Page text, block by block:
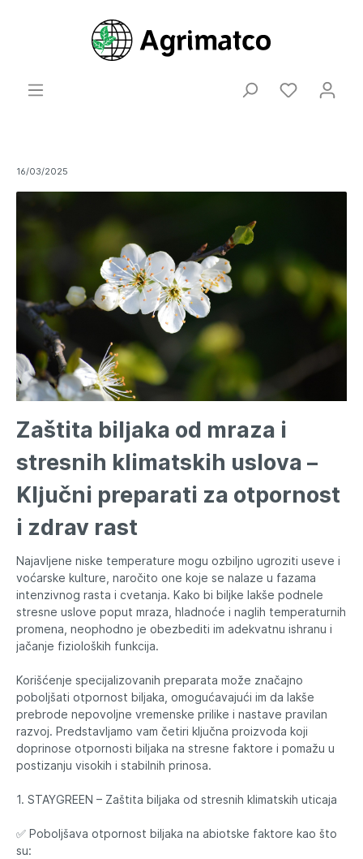
16/03/2025
Zaštita biljaka od mraza i
stresnih klimatskih uslova –
Ključni preparati za otpornost
i zdrav rast
Najavljene niske temperature mogu ozbiljno ugroziti useve i
voćarske kulture, naročito one koje se nalaze u fazama
intenzivnog rasta i cvetanja. Kako bi biljke lakše podnele
stresne uslove poput mraza, hladnoće i naglih temperaturnih
promena, neophodno je obezbediti im adekvatnu ishranu i
jačanje fizioloških funkcija.
Korišćenje specijalizovanih preparata može značajno
poboljšati otpornost biljaka, omogućavajući im da lakše
prebrode nepovoljne vremenske prilike i nastave pravilan
razvoj. Predstavljamo vam četiri ključna proizvoda koji
doprinose otpornosti biljaka na stresne faktore i pomažu u
postizanju visokih i stabilnih prinosa.
1. STAYGREEN – Zaštita biljaka od stresnih klimatskih uticaja
✅ Poboljšava otpornost biljaka na abiotske faktore kao što
su: